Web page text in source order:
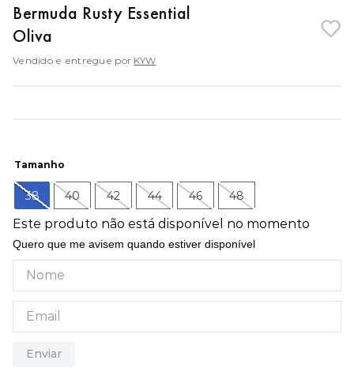
Bermuda Rusty Essential
Oliva
Vendido e entregue por KYW
Tamanho
38 40 42 44 46 48
Este produto não está disponível no momento
Quero que me avisem quando estiver disponível
Enviar
8
º mochila oakley